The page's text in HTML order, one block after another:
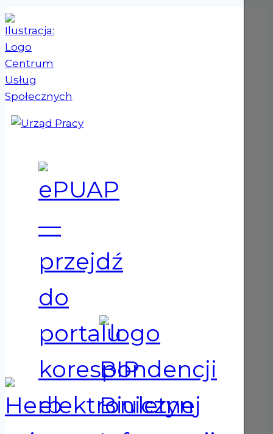
Przejdź
do
treści
(otwiera się w